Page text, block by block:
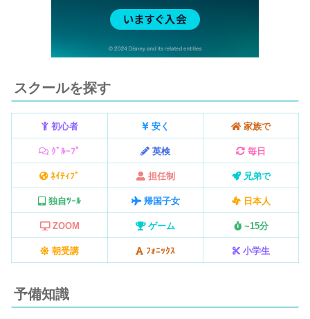
スクールを探す
初心者 安く 家族で
ｸﾞﾙｰﾌﾟ 英検 毎日
ﾈｲﾃｨﾌﾞ 担任制 兄弟で
独自ﾂｰﾙ 帰国子女 日本人
ZOOM ゲーム ~15分
朝受講 ﾌｫﾆｯｸｽ 小学生
予備知識